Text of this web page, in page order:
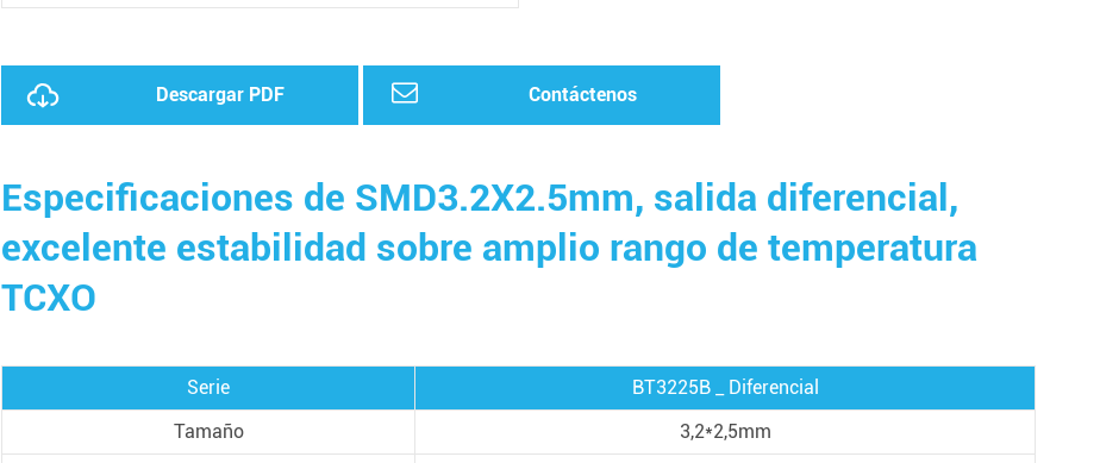
Descargar PDF Contáctenos
Especificaciones de SMD3.2X2.5mm, salida diferencial,
excelente estabilidad sobre amplio rango de temperatura
TCXO
Serie
BT3225B _ Diferencial
Tamaño
3,2*2,5mm